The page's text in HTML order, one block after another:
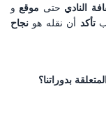
النادي حتى موقع و
تأكد أن نقله هو نجاح
بدوراتنا؟